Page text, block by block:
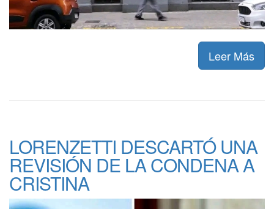
Leer Más
LORENZETTI DESCARTÓ UNA
REVISIÓN DE LA CONDENA A
CRISTINA